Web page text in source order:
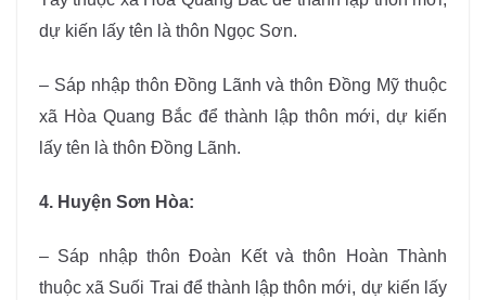
dự kiến lấy tên là thôn Ngọc Sơn.
– Sáp nhập thôn Đồng Lãnh và thôn Đồng Mỹ thuộc
xã Hòa Quang Bắc để thành lập thôn mới, dự kiến
lấy tên là thôn Đồng Lãnh.
4. Huyện Sơn Hòa:
– Sáp nhập thôn Đoàn Kết và thôn Hoàn Thành
thuộc xã Suối Trai để thành lập thôn mới, dự kiến lấy